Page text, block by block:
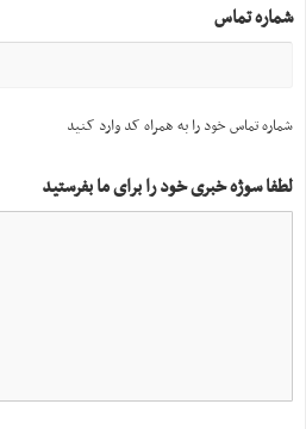
شماره تماس
شماره تماس خود را به همراه کد وارد کنید
لطفا سوژه خبری خود را برای ما بفرستید